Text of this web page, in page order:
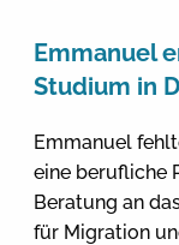
Emmanuel
Studium in
Emmanuel
eine berufliche
Beratung an
für Migration